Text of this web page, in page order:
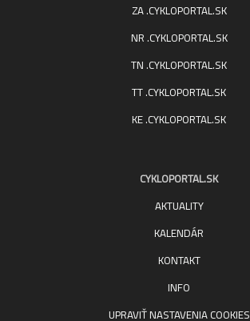
ZA .CYKLOPORTAL.SK
NR .CYKLOPORTAL.SK
TN .CYKLOPORTAL.SK
TT .CYKLOPORTAL.SK
KE .CYKLOPORTAL.SK
CYKLOPORTAL.SK
AKTUALITY
KALENDÁR
KONTAKT
INFO
UPRAVIŤ NASTAVENIA COOKIES